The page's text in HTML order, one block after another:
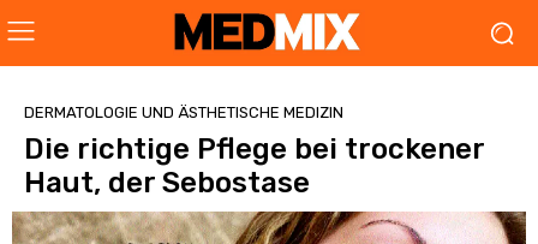
DERMATOLOGIE UND ÄSTHETISCHE MEDIZIN
Die richtige Pflege bei trockener
Haut, der Sebostase